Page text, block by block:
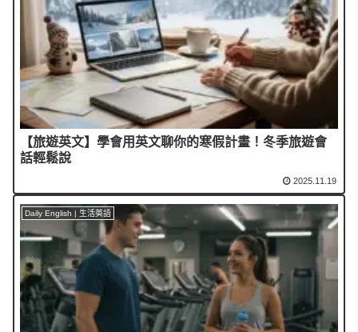
【旅遊英文】學會用英文聊你的寒假計畫！冬季旅遊會
話輕鬆說
2025.11.19
Daily English | 生活英語